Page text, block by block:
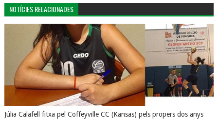
NOTÍCIES RELACIONADES
Júlia Calafell fitxa pel Coffeyville CC (Kansas) pels propers dos anys